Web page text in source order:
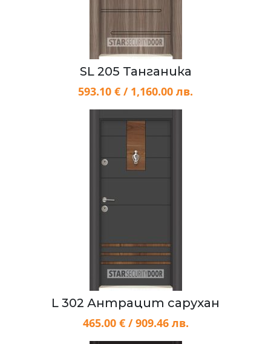
SL 205 Танганика
593.10 € / 1,160.00 лв.
L 302 Антрацит сарухан
465.00 € / 909.46 лв.